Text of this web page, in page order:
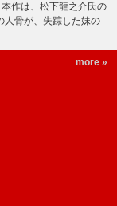
作は、松下龍之介氏の
人骨が、失踪した妹の
more »